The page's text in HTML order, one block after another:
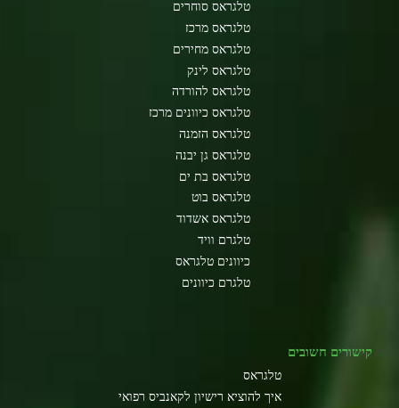
טלגראס סוחרים
טלגראס מרכז
טלגראס מחירים
טלגראס לינק
טלגראס להורדה
טלגראס כיוונים מרכז
טלגראס הזמנה
טלגראס גן יבנה
טלגראס בת ים
טלגראס בוט
טלגראס אשדוד
טלגרם וויד
כיוונים טלגראס
טלגרם כיוונים
קישורים חשובים
טלגראס
איך להוציא רישיון לקאנביס רפואי